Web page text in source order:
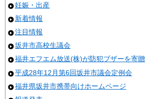
妊娠・出産
新着情報
注目情報
坂井市高校生議会
福井エフエム放送(株)が防犯ブザーを寄贈
平成28年12月第6回坂井市議会定例会
福井県坂井市携帯向けホームページ